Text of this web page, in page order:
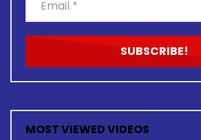
MOST VIEWED VIDEOS